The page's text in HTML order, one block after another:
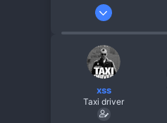
26 Жов 2013
xss
Taxi driver